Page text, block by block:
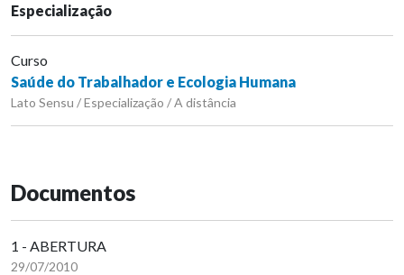
Especialização
Curso
Saúde do Trabalhador e Ecologia Humana
Lato Sensu / Especialização / A distância
Documentos
1 - ABERTURA
29/07/2010